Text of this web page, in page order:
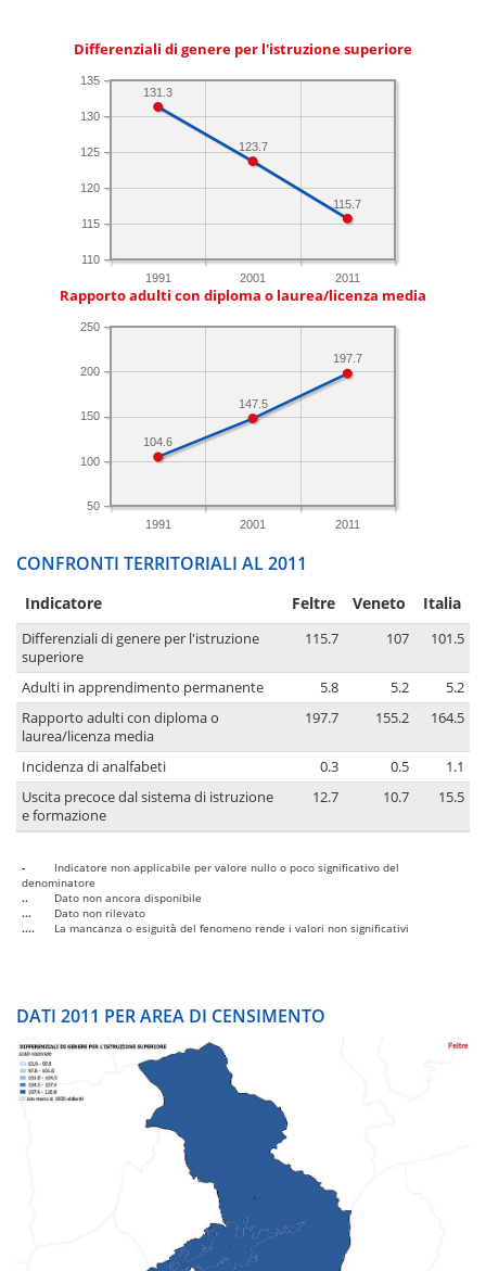
Differenziali di genere per l'istruzione superiore
1991 2001 2011
110
115
120
125
130
135
115.7
123.7
131.3
Rapporto adulti con diploma o laurea/licenza media
1991 2001 2011
50
100
150
200
250
197.7
147.5
104.6
CONFRONTI TERRITORIALI AL 2011
Indicatore Feltre Veneto Italia
Differenziali di genere per l'istruzione
superiore
115.7 107 101.5
Adulti in apprendimento permanente 5.8 5.2
5.2
Rapporto adulti con diploma o
laurea/licenza media
197.7 155.2 164.5
Incidenza di analfabeti 0.3 0.5
1.1
Uscita precoce dal sistema di istruzione
e formazione
12.7 10.7 15.5
-
Indicatore non applicabile per valore nullo o poco significativo del
denominatore
..
Dato non ancora disponibile
...
Dato non rilevato
....
La mancanza o esiguità del fenomeno rende i valori non significativi
DATI 2011 PER AREA DI CENSIMENTO